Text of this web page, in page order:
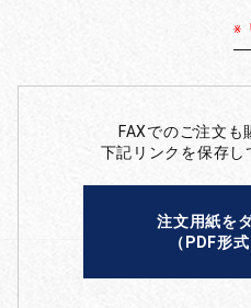
※
FAXでのご注文も
下記リンクを保存し
注文用紙を
（PDF形